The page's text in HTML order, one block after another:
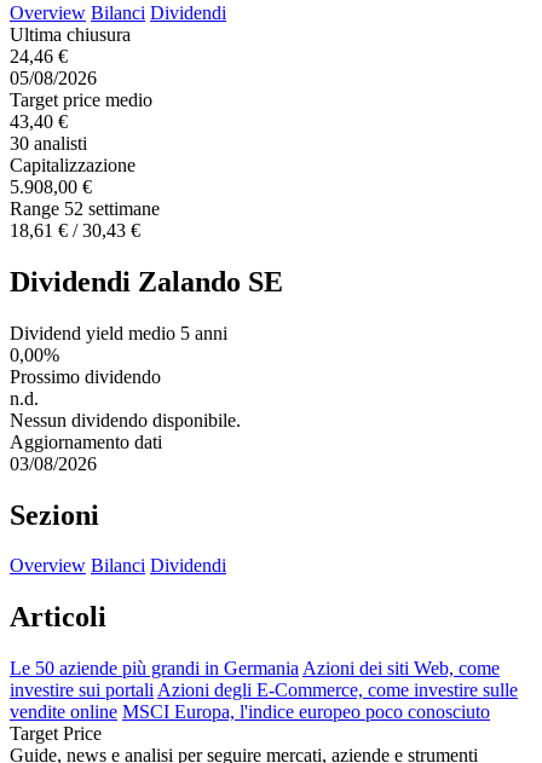
Overview Bilanci Dividendi
Ultima chiusura
24,46 €
05/08/2026
Target price medio
43,40 €
30 analisti
Capitalizzazione
5.908,00 €
Range 52 settimane
18,61 € / 30,43 €
Dividendi Zalando SE
Dividend yield medio 5 anni
0,00%
Prossimo dividendo
n.d.
Nessun dividendo disponibile.
Aggiornamento dati
03/08/2026
Sezioni
Overview Bilanci Dividendi
Articoli
Le 50 aziende più grandi in Germania Azioni dei siti Web, come
investire sui portali Azioni degli E-Commerce, come investire sulle
vendite online MSCI Europa, l'indice europeo poco conosciuto
Target Price
Guide, news e analisi per seguire mercati, aziende e strumenti